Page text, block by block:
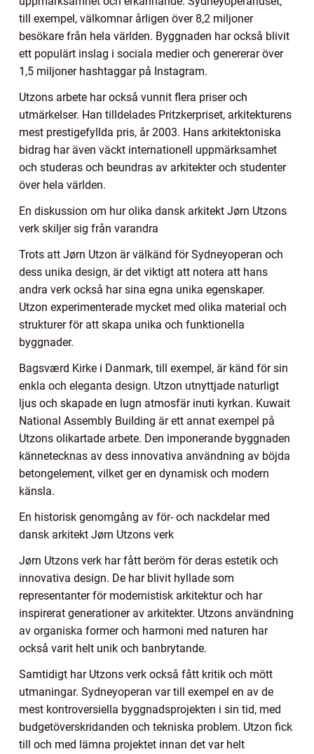
till exempel, välkomnar årligen över 8,2 miljoner
besökare från hela världen. Byggnaden har också blivit
ett populärt inslag i sociala medier och genererar över
1,5 miljoner hashtaggar på Instagram.
Utzons arbete har också vunnit flera priser och
utmärkelser. Han tilldelades Pritzkerpriset, arkitekturens
mest prestigefyllda pris, år 2003. Hans arkitektoniska
bidrag har även väckt internationell uppmärksamhet
och studeras och beundras av arkitekter och studenter
över hela världen.
En diskussion om hur olika dansk arkitekt Jørn Utzons
verk skiljer sig från varandra
Trots att Jørn Utzon är välkänd för Sydneyoperan och
dess unika design, är det viktigt att notera att hans
andra verk också har sina egna unika egenskaper.
Utzon experimenterade mycket med olika material och
strukturer för att skapa unika och funktionella
byggnader.
Bagsværd Kirke i Danmark, till exempel, är känd för sin
enkla och eleganta design. Utzon utnyttjade naturligt
ljus och skapade en lugn atmosfär inuti kyrkan. Kuwait
National Assembly Building är ett annat exempel på
Utzons olikartade arbete. Den imponerande byggnaden
kännetecknas av dess innovativa användning av böjda
betongelement, vilket ger en dynamisk och modern
känsla.
En historisk genomgång av för- och nackdelar med
dansk arkitekt Jørn Utzons verk
Jørn Utzons verk har fått beröm för deras estetik och
innovativa design. De har blivit hyllade som
representanter för modernistisk arkitektur och har
inspirerat generationer av arkitekter. Utzons användning
av organiska former och harmoni med naturen har
också varit helt unik och banbrytande.
Samtidigt har Utzons verk också fått kritik och mött
utmaningar. Sydneyoperan var till exempel en av de
mest kontroversiella byggnadsprojekten i sin tid, med
budgetöverskridanden och tekniska problem. Utzon fick
till och med lämna projektet innan det var helt